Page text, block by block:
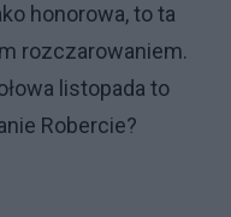
honorowa, to ta
rozczarowaniem.
listopada to
Robercie?